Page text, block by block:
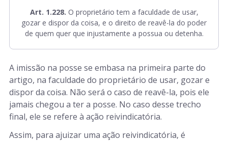
Art. 1.228. O proprietário tem a faculdade de usar,
gozar e dispor da coisa, e o direito de reavê-la do poder
de quem quer que injustamente a possua ou detenha.
A imissão na posse se embasa na primeira parte do
artigo, na faculdade do proprietário de usar, gozar e
dispor da coisa. Não será o caso de reavê-la, pois ele
jamais chegou a ter a posse. No caso desse trecho
final, ele se refere à ação reivindicatória.
Assim, para ajuizar uma ação reivindicatória, é